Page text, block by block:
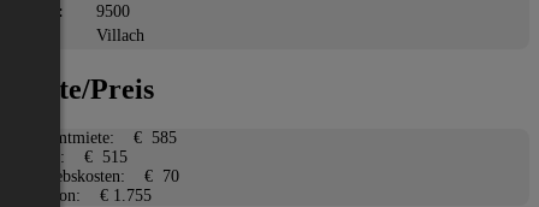
PLZ:
9500
Villach
Miete/Preis
Gesamtmiete:
€ 585
Miete:
€ 515
Betriebskosten:
€ 70
Kaution:
€ 1.755